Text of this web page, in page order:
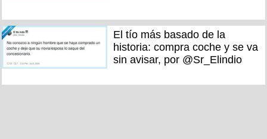
El tío más basado de la
historia: compra coche y se va
sin avisar, por @Sr_Elindio